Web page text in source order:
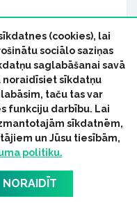
(cookies), lai
sociālo saziņas
saglabāšanai savā
noraidīsiet sīkdatņu
taču tas var
funkciju darbību. Lai
sīkdatnēm,
un Jūsu tiesībām,
politiku.
NORAIDĪT